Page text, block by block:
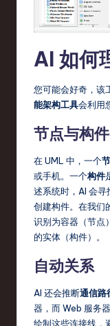
AI 如何
您可能会好奇，该
能架构工具会利用
节点与构
在 UML 中，一个
或手机。一个构件
述系统时，AI 会
创建构件。在我们
识别为容器（节点
的实体（构件）。
自动关系
AI 还会推断通信路
器，而 Web 服务
绘制这些连接线，